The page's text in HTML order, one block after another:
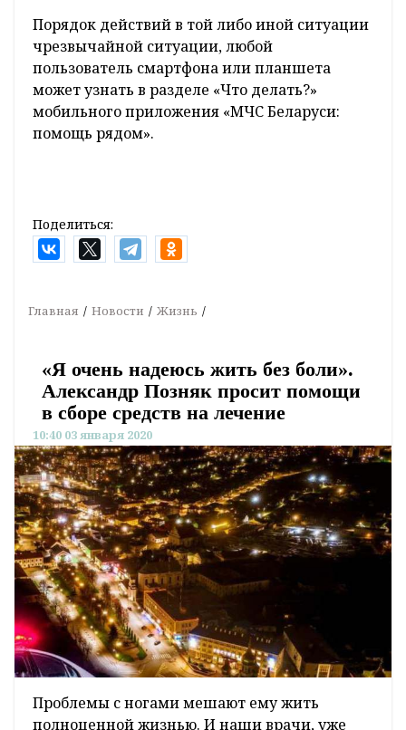
Порядок действий в той либо иной ситуации
чрезвычайной ситуации, любой
пользователь смартфона или планшета
может узнать в разделе «Что делать?»
мобильного приложения «МЧС Беларуси:
помощь рядом».
Поделиться:
Главная Новости Жизнь
«Я очень надеюсь жить без боли».
Александр Позняк просит помощи
в сборе средств на лечение
10:40 03 января 2020
Проблемы с ногами мешают ему жить
полноценной жизнью. И наши врачи, уже